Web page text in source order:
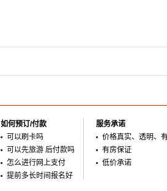
如何预订/付款
可以刷卡吗
可以先旅游 后付款吗
怎么进行网上支付
提前多长时间报名好
服务承诺
价格真实、透明、
有房保证
低价承诺